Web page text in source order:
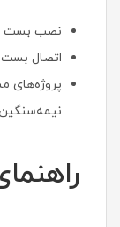
نصب بست
اتصال بست
پروژه‌های